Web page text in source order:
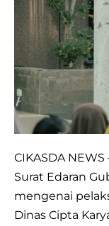
Perdana
di
Lingkungan
Dinas
CIKASDA
CIKASDA
Surat Edaran
mengenai
Dinas Cipta